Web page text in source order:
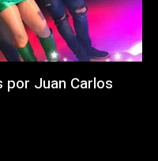
Juan Carlos